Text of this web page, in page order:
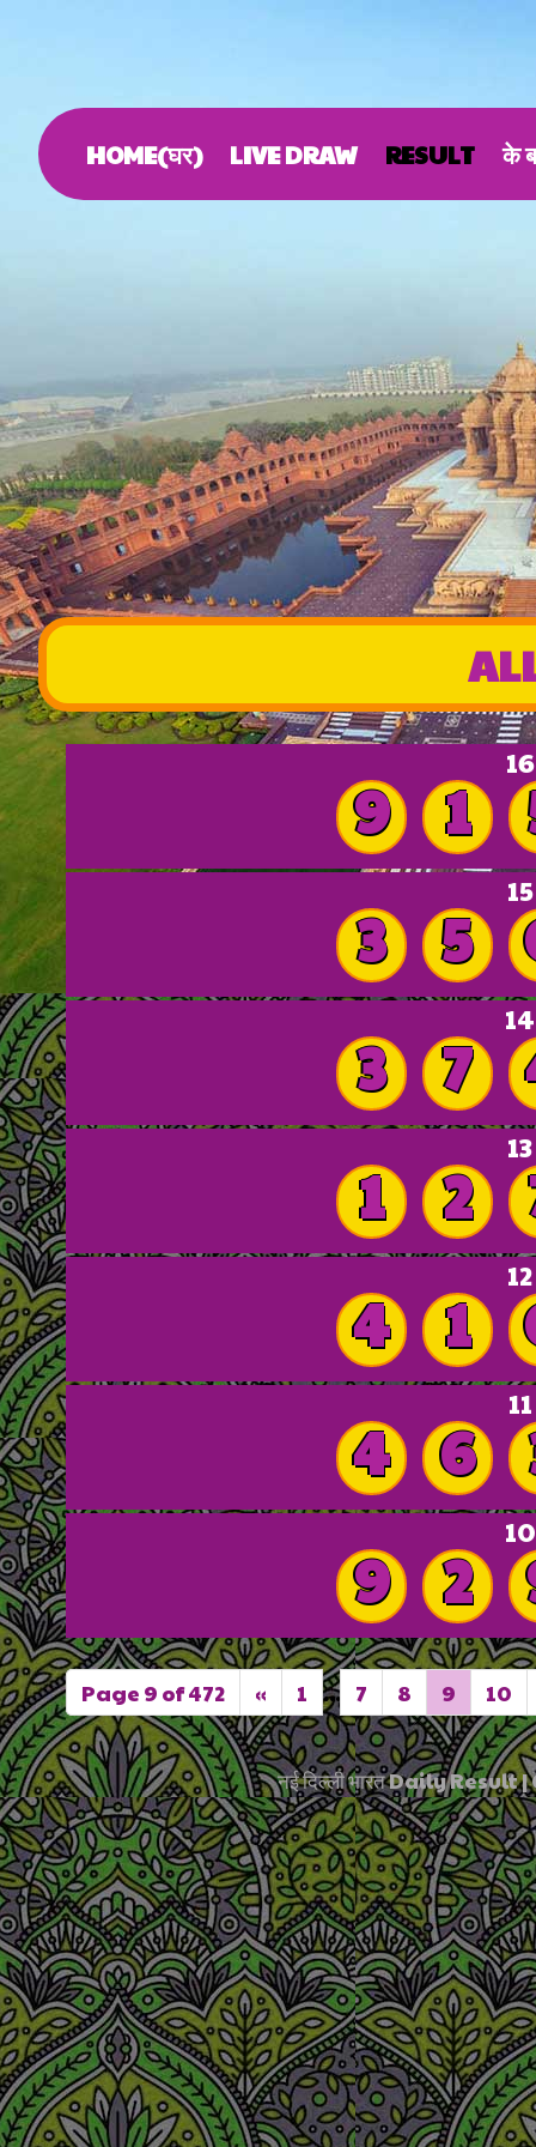
HOME(घर) LIVE DRAW RESULT के
9 1
3 5
3 7
1 2
4 1
4 6
9 2
Page 9 of 472 « 1 ... 7 8 9 10
नई दिल्ली भारत Daily